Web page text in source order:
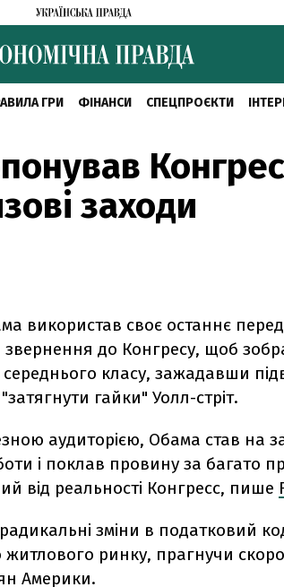
ГРИ ФІНАНСИ СПЕЦПРОЄКТИ
заходи
використав своє останнє перед
до Конгресу, щоб
середнього класу, зажадавши
гайки" Уолл-стріт.
аудиторією, Обама став на
і поклав провину за багато
від реальності Конгресс, пише
зміни в податковий
ринку, прагнучи
Америки.